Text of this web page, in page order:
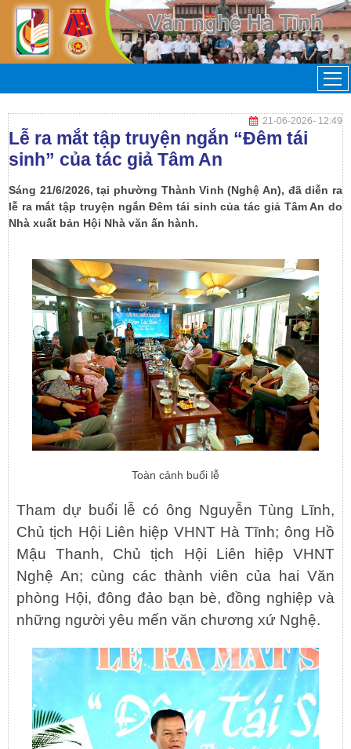
21-06-2026- 12:49
Lễ ra mắt tập truyện ngắn “Đêm tái
sinh” của tác giả Tâm An
Sáng 21/6/2026, tại phường Thành Vinh (Nghệ An), đã diễn ra
lễ ra mắt tập truyện ngắn Đêm tái sinh của tác giả Tâm An do
Nhà xuất bản Hội Nhà văn ấn hành.
Toàn cảnh buổi lễ
Tham dự buổi lễ có ông Nguyễn Tùng Lĩnh,
Chủ tịch Hội Liên hiệp VHNT Hà Tĩnh; ông Hồ
Mậu Thanh, Chủ tịch Hội Liên hiệp VHNT
Nghệ An; cùng các thành viên của hai Văn
phòng Hội, đông đảo bạn bè, đồng nghiệp và
những người yêu mến văn chương xứ Nghệ.